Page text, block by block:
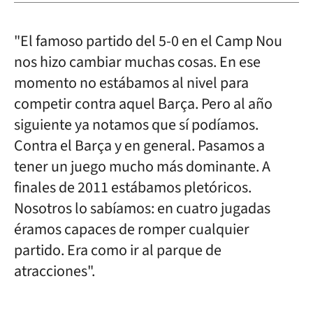
"El famoso partido del 5-0 en el Camp Nou
nos hizo cambiar muchas cosas. En ese
momento no estábamos al nivel para
competir contra aquel Barça. Pero al año
siguiente ya notamos que sí podíamos.
Contra el Barça y en general. Pasamos a
tener un juego mucho más dominante. A
finales de 2011 estábamos pletóricos.
Nosotros lo sabíamos: en cuatro jugadas
éramos capaces de romper cualquier
partido. Era como ir al parque de
atracciones".